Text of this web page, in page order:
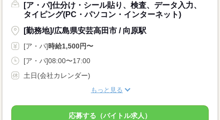
[ア・パ]仕分け・シール貼り、検査、データ入力、
タイピング(PC・パソコン・インターネット)
[勤務地]/広島県安芸高田市 / 向原駅
[ア・パ]時給1,500円〜
[ア・パ]08:00〜17:00
土日(会社カレンダー)
もっと見る
応募する（バイトル求人）